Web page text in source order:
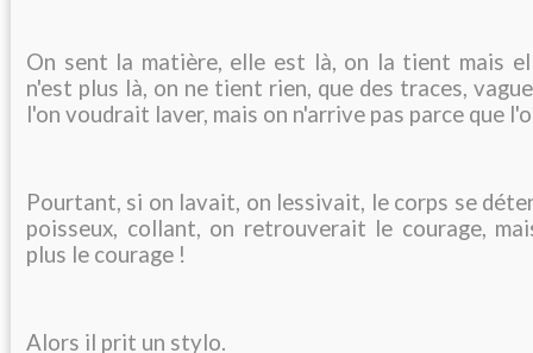
On sent la matière, elle est là, on la tient mais
n'est plus là, on ne tient rien, que des traces,
l'on voudrait laver, mais on n'arrive pas parce que
Pourtant, si on lavait, on lessivait, le corps se
poisseux, collant, on retrouverait le courage,
plus le courage !
Alors il prit un stylo.